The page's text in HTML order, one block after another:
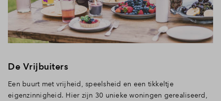
De Vrijbuiters
Een buurt met vrijheid, speelsheid en een tikkeltje
eigenzinnigheid. Hier zijn 30 unieke woningen gerealiseerd,